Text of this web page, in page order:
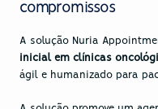
compromissos
A solução Nuria
inicial em clínicas
ágil e humanizado para